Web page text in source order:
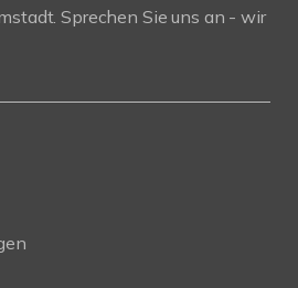
Sprechen Sie uns an - wir